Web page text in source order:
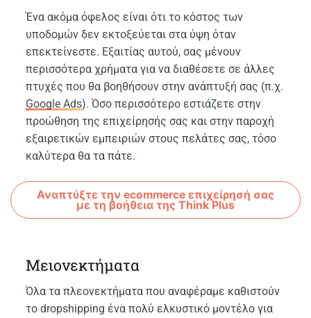
Ένα ακόμα όφελος είναι ότι το κόστος των
υποδομών δεν εκτοξεύεται στα ύψη όταν
επεκτείνεστε. Εξαιτίας αυτού, σας μένουν
περισσότερα χρήματα για να διαθέσετε σε άλλες
πτυχές που θα βοηθήσουν στην ανάπτυξή σας (π.χ.
Google Ads). Όσο περισσότερο εστιάζετε στην
προώθηση της επιχείρησής σας και στην παροχή
εξαιρετικών εμπειριών στους πελάτες σας, τόσο
καλύτερα θα τα πάτε.
Αναπτύξτε την ecommerce επιχείρησή σας
με τη βοήθεια της Think Plus
Μειονεκτήματα
Όλα τα πλεονεκτήματα που αναφέραμε καθιστούν
το dropshipping ένα πολύ ελκυστικό μοντέλο για